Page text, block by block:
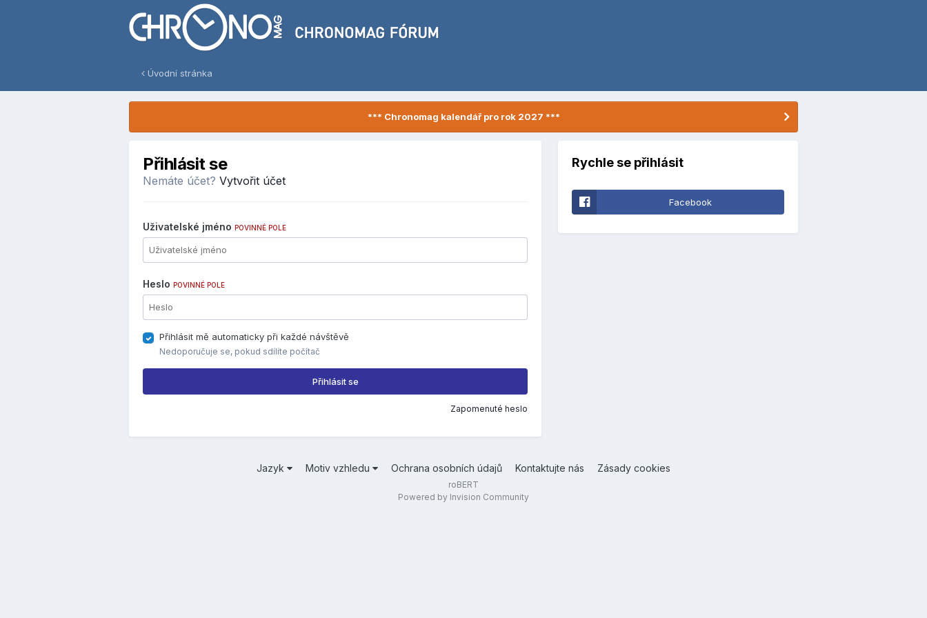
Úvodní stránka
*** Chronomag kalendář pro rok 2027 ***
Přihlásit se
Nemáte účet? Vytvořit účet
Uživatelské jméno POVINNÉ POLE
Heslo POVINNÉ POLE
Přihlásit mě automaticky při každé návštěvě
Nedoporučuje se, pokud sdílíte počítač
Přihlásit se
Zapomenuté heslo
Rychle se přihlásit
Facebook
Jazyk Motiv vzhledu Ochrana osobních údajů Kontaktujte nás Zásady cookies
roBERT
Powered by Invision Community